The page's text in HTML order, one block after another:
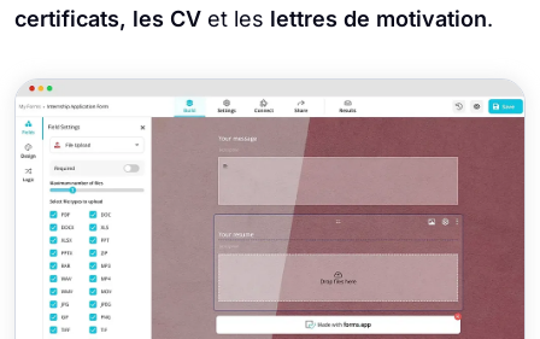
certificats, les CV et les lettres de motivation.